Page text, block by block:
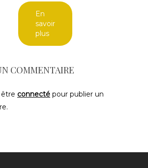
En
savoir
plus
COMMENTAIRE
connecté pour publier un